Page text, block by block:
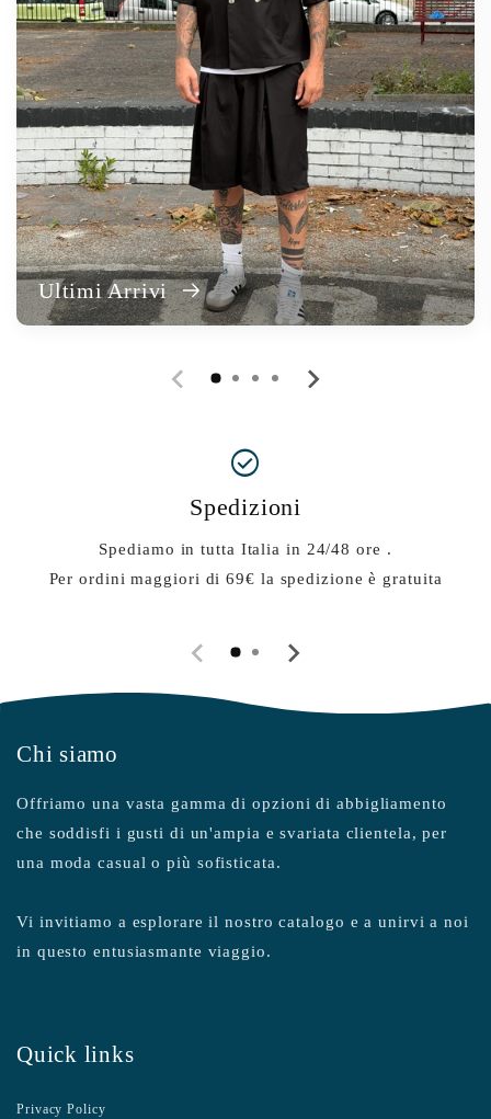
Ultimi Arrivi
check_circlelocal_shipping
Spedizioni
Spediamo in tutta Italia in 24/48 ore .
Per ordini maggiori di 69€ la spedizione è gratuita
Chi siamo
Offriamo una vasta gamma di opzioni di abbigliamento
che soddisfi i gusti di un'ampia e svariata clientela, per
una moda casual o più sofisticata.
Vi invitiamo a esplorare il nostro catalogo e a unirvi a noi
in questo entusiasmante viaggio.
Quick links
Privacy Policy